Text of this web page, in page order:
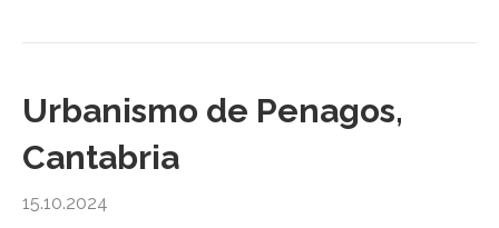
Urbanismo de Penagos,
Cantabria
15.10.2024